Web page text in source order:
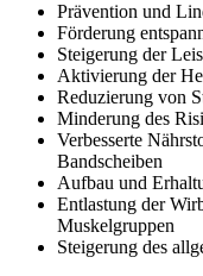
Prävention und
Förderung
Steigerung der
Aktivierung der
Reduzierung von
Minderung des
Verbesserte
Bandscheiben
Aufbau und
Entlastung der
Muskelgruppen
Steigerung des